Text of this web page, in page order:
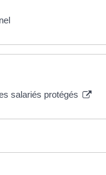
salariés protégés